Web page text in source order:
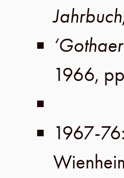
Jahrbuch
1966,
1967-76: